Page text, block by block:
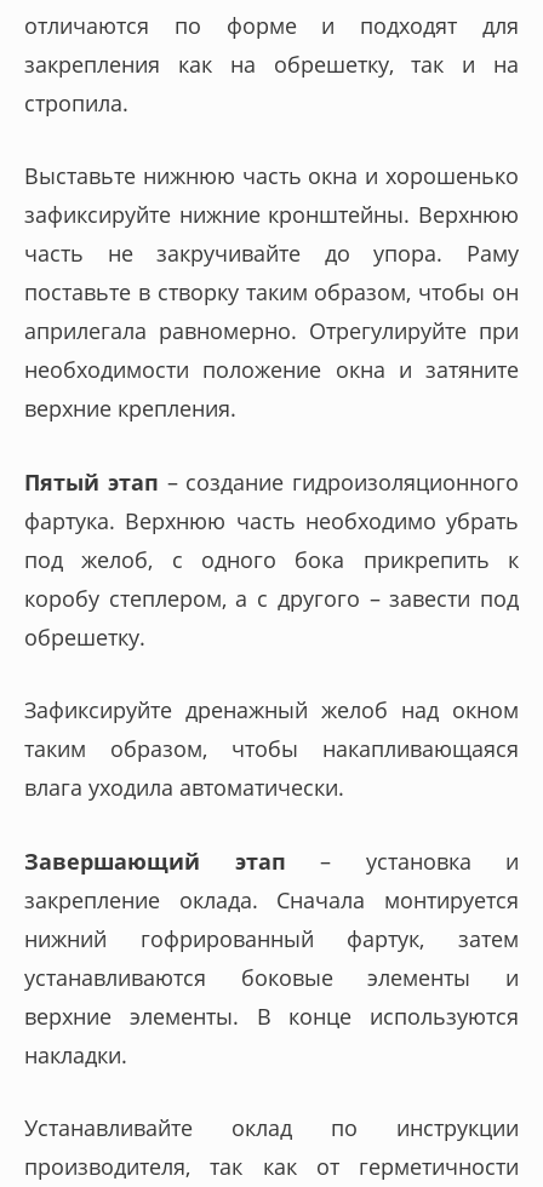
отличаются по форме и подходят для
закрепления как на обрешетку, так и на
стропила.
Выставьте нижнюю часть окна и хорошенько
зафиксируйте нижние кронштейны. Верхнюю
часть не закручивайте до упора. Раму
поставьте в створку таким образом, чтобы он
априлегала равномерно. Отрегулируйте при
необходимости положение окна и затяните
верхние крепления.
Пятый этап – создание гидроизоляционного
фартука. Верхнюю часть необходимо убрать
под желоб, с одного бока прикрепить к
коробу степлером, а с другого – завести под
обрешетку.
Зафиксируйте дренажный желоб над окном
таким образом, чтобы накапливающаяся
влага уходила автоматически.
Завершающий этап – установка и
закрепление оклада. Сначала монтируется
нижний гофрированный фартук, затем
устанавливаются боковые элементы и
верхние элементы. В конце используются
накладки.
Устанавливайте оклад по инструкции
производителя, так как от герметичности